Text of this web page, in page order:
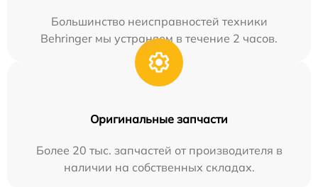
Большинство неисправностей техники
Behringer мы устраняем в течение 2 часов.
Оригинальные запчасти
Более 20 тыс. запчастей от производителя в
наличии на собственных складах.